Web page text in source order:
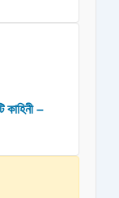
কাহিনী –